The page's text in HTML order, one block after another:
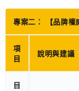
專案二： 【品牌
項
目
說明與建議
目